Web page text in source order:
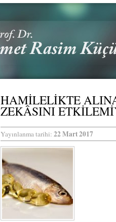
HAMİLELİKTE
ZEKÂSINI
Yayınlanma tarihi: 22 Mart 2017